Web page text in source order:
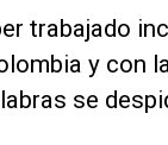
trabajado
y con
se